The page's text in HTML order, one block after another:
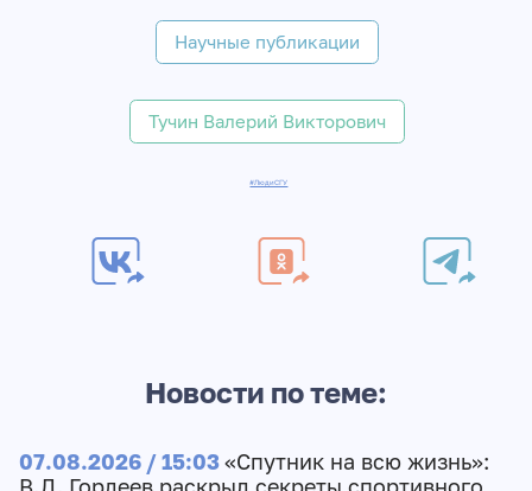
Научные публикации
Тучин Валерий Викторович
#ЛюдиСГУ
Новости по теме:
07.08.2026 / 15:03«Спутник на всю жизнь»: